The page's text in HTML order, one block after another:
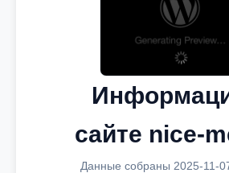
сайте nice-
Данные собраны 2025-11-